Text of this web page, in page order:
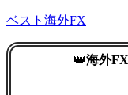
ベスト海外FX
👑海外